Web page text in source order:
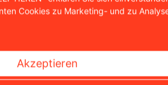
welche Fehlerquellen führen
Cookies zu Marketing- und zu
Akzeptieren